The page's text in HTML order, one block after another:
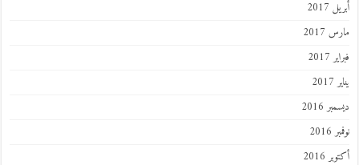
أبريل 2017
مارس 2017
فبراير 2017
يناير 2017
ديسمبر 2016
نوفمبر 2016
أكتوبر 2016